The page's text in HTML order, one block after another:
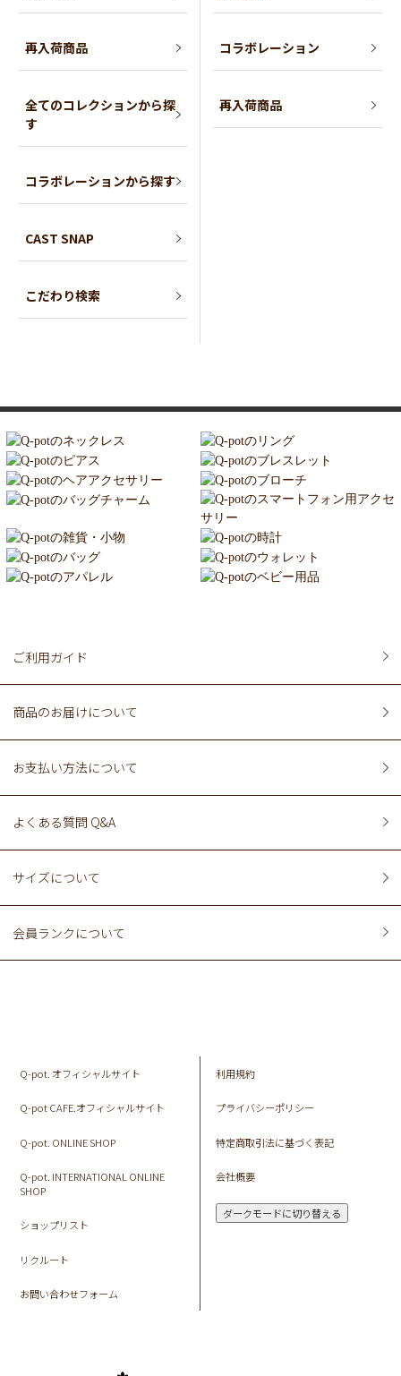
再入荷商品
全てのコレクションから探
す
コラボレーションから探す
CAST SNAP
こだわり検索
コラボレーション
再入荷商品
ご利用ガイド
商品のお届けについて
お支払い方法について
よくある質問 Q&A
サイズについて
会員ランクについて
Q-pot. オフィシャルサイト
Q-pot CAFE.オフィシャルサイト
Q-pot. ONLINE SHOP
Q-pot. INTERNATIONAL ONLINE
SHOP
ショップリスト
リクルート
お問い合わせフォーム
利用規約
プライバシーポリシー
特定商取引法に基づく表記
会社概要
ダークモードに切り替える